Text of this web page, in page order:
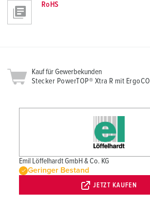
RoHS
Kauf für Gewerbekunden
Stecker PowerTOP® Xtra R mit
Emil Löffelhardt GmbH & Co. KG
Geringer Bestand
JETZT KAUFEN